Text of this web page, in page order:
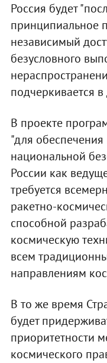
Россия будет
принципиальное
независимый
безусловного
подчеркивается
В проекте
"для
национальной
России как
требуется
ракетно-
способной
космическую
всем
направлениям
В то же время
будет
приоритетности
космического